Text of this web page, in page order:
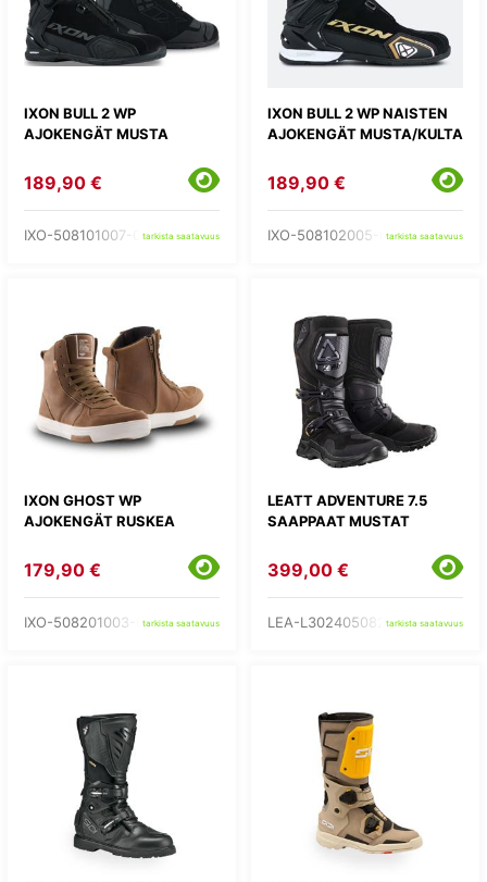
IXON BULL 2 WP
AJOKENGÄT MUSTA
189,90 €
IXO-508101007-01-tarkista saatavuus
IXON BULL 2 WP NAISTEN
AJOKENGÄT MUSTA/KULTA
189,90 €
IXO-508102005-06-tarkista saatavuus
IXON GHOST WP
AJOKENGÄT RUSKEA
179,90 €
IXO-508201003-60-tarkista saatavuus
LEATT ADVENTURE 7.5
SAAPPAAT MUSTAT
399,00 €
LEA-L302405082-tarkista saatavuus